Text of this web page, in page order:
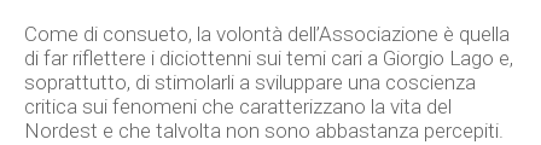
Come di consueto, la volontà dell’Associazione è quella
di far riflettere i diciottenni sui temi cari a Giorgio Lago e,
soprattutto, di stimolarli a sviluppare una coscienza
critica sui fenomeni che caratterizzano la vita del
Nordest e che talvolta non sono abbastanza percepiti.